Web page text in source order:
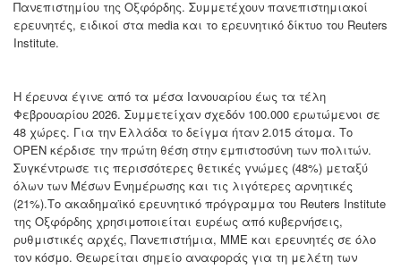
Πανεπιστημίου της Οξφόρδης. Συμμετέχουν πανεπιστημιακοί
ερευνητές, ειδικοί στα media και το ερευνητικό δίκτυο του Reuters
Institute.
Η έρευνα έγινε από τα μέσα Ιανουαρίου έως τα τέλη
Φεβρουαρίου 2026. Συμμετείχαν σχεδόν 100.000 ερωτώμενοι σε
48 χώρες. Για την Ελλάδα το δείγμα ήταν 2.015 άτομα. Το
OPEN κέρδισε την πρώτη θέση στην εμπιστοσύνη των πολιτών.
Συγκέντρωσε τις περισσότερες θετικές γνώμες (48%) μεταξύ
όλων των Μέσων Ενημέρωσης και τις λιγότερες αρνητικές
(21%).Το ακαδημαϊκό ερευνητικό πρόγραμμα του Reuters Institute
της Οξφόρδης χρησιμοποιείται ευρέως από κυβερνήσεις,
ρυθμιστικές αρχές, Πανεπιστήμια, ΜΜΕ και ερευνητές σε όλο
τον κόσμο. Θεωρείται σημείο αναφοράς για τη μελέτη των